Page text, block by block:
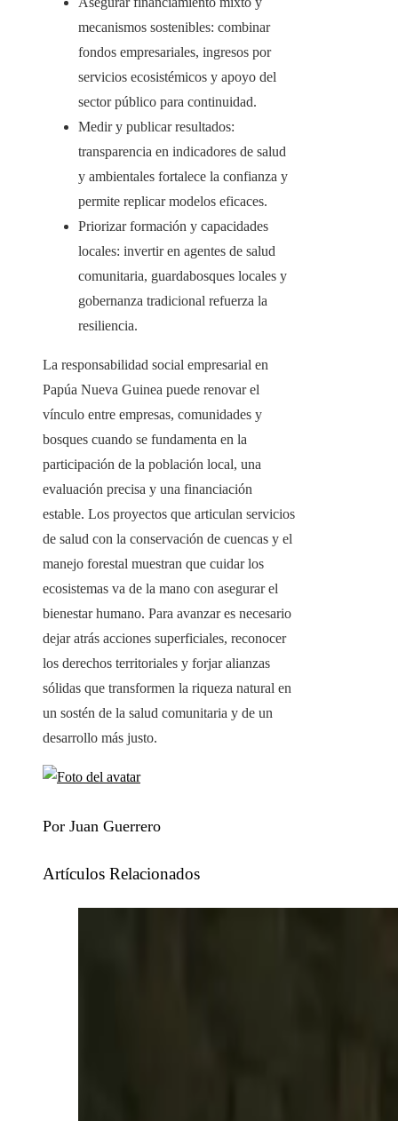
mecanismos sostenibles: combinar
fondos empresariales, ingresos por
servicios ecosistémicos y apoyo del
sector público para continuidad.
Medir y publicar resultados:
transparencia en indicadores de salud
y ambientales fortalece la confianza y
permite replicar modelos eficaces.
Priorizar formación y capacidades
locales: invertir en agentes de salud
comunitaria, guardabosques locales y
gobernanza tradicional refuerza la
resiliencia.
La responsabilidad social empresarial en
Papúa Nueva Guinea puede renovar el
vínculo entre empresas, comunidades y
bosques cuando se fundamenta en la
participación de la población local, una
evaluación precisa y una financiación
estable. Los proyectos que articulan servicios
de salud con la conservación de cuencas y el
manejo forestal muestran que cuidar los
ecosistemas va de la mano con asegurar el
bienestar humano. Para avanzar es necesario
dejar atrás acciones superficiales, reconocer
los derechos territoriales y forjar alianzas
sólidas que transformen la riqueza natural en
un sostén de la salud comunitaria y de un
desarrollo más justo.
Por Juan Guerrero
Artículos Relacionados